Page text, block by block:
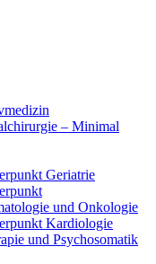
– Minimal
Geriatrie
und Onkologie
Kardiologie
und Psychosomatik